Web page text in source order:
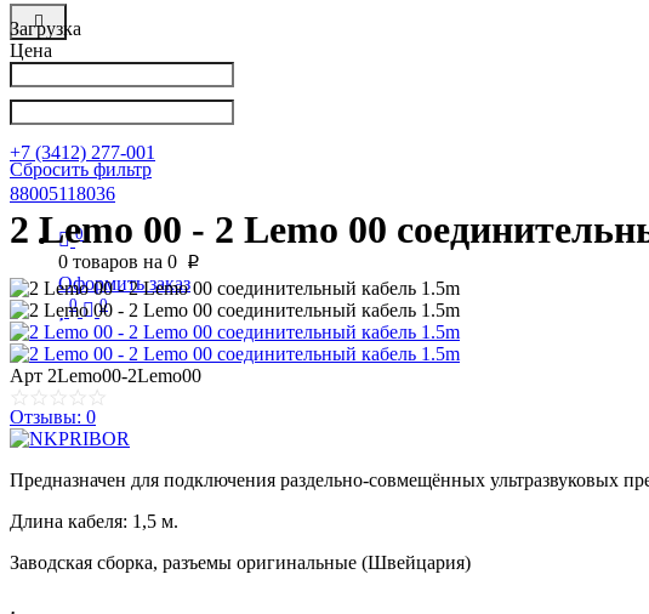
Написать в Телеграм
+7 (3412) 277-001
88005118036
0
0 товаров на 0 p
Оформить заказ
0 0
Загрузка
Цена
Сбросить фильтр
2 Lemo 00 - 2 Lemo 00
Арт 2Lemo00-2Lemo00
Отзывы: 0
Предназначен для подключения раздельно-совмещённых ультразвуковых
Длина кабеля: 1,5 м.
Заводская сборка, разъемы оригинальные (Швейцария)